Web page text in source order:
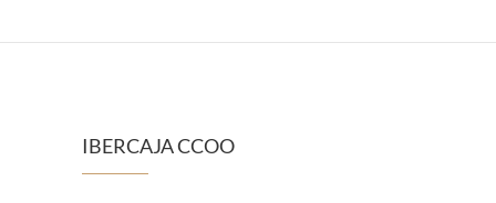
IBERCAJA CCOO